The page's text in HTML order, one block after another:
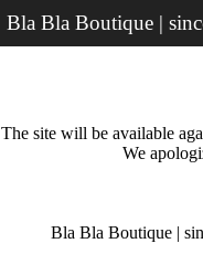
Bla Bla Boutique |
The site will be available
We
Bla Bla Boutique |